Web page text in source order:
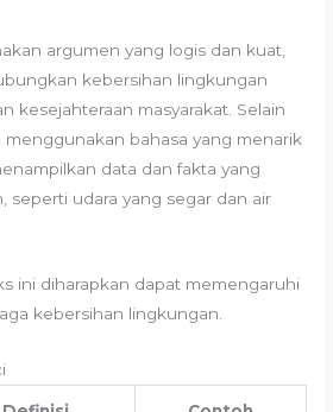
argumen yang logis dan kuat,
kebersihan lingkungan
kesejahteraan masyarakat. Selain
bahasa yang menarik
data dan fakta yang
seperti udara yang segar dan air
ini diharapkan dapat memengaruhi
kebersihan lingkungan.